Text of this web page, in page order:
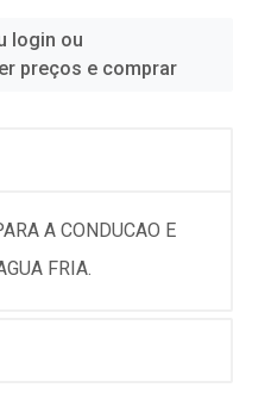
login ou
preços e comprar
A CONDUCAO E
FRIA.